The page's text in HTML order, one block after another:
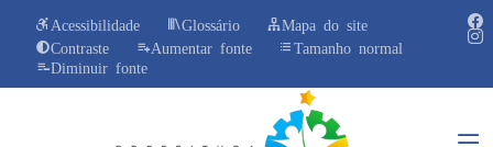
Acessibilidade Glossário
Mapa do site
Contraste
Aumentar fonte
Tamanho normal
Diminuir fonte